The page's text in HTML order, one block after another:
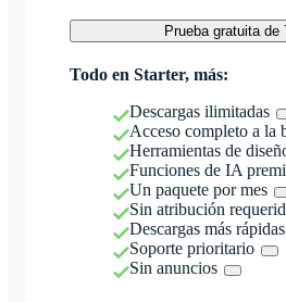
Prueba gratuita de
Todo en Starter, más:
Descargas ilimitadas
Acceso completo a la
Herramientas de
Funciones de IA
Un paquete por mes
Sin atribución
Descargas más rápidas
Soporte prioritario
Sin anuncios